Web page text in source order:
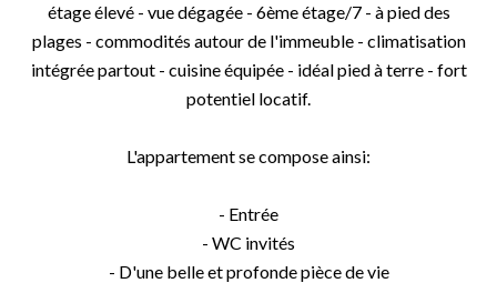
étage élevé - vue dégagée - 6ème étage/7 - à pied des
plages - commodités autour de l'immeuble - climatisation
intégrée partout - cuisine équipée - idéal pied à terre - fort
potentiel locatif.
L'appartement se compose ainsi:
- Entrée
- WC invités
- D'une belle et profonde pièce de vie